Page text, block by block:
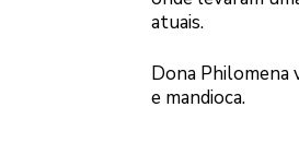
atuais.
Dona Philomena
e mandioca.